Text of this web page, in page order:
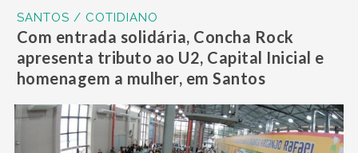
SANTOS / COTIDIANO
Com entrada solidária, Concha Rock
apresenta tributo ao U2, Capital Inicial e
homenagem a mulher, em Santos